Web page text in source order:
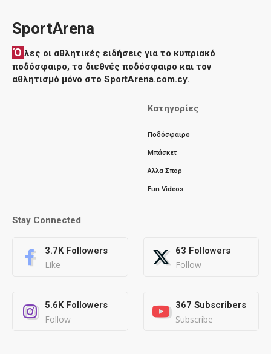
SportArena
Ό λες οι αθλητικές ειδήσεις για το κυπριακό
ποδόσφαιρο, το διεθνές ποδόσφαιρο και τον
αθλητισμό μόνο στο SportArena.com.cy.
Κατηγορίες
Ποδόσφαιρο
Μπάσκετ
Άλλα Σπορ
Fun Videos
Stay Connected
3.7K Followers
Like
63 Followers
Follow
5.6K Followers
Follow
367 Subscribers
Subscribe